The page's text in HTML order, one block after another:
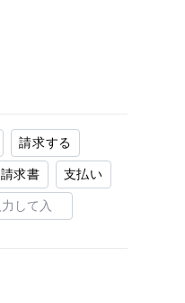
請求する
請求書
支払い